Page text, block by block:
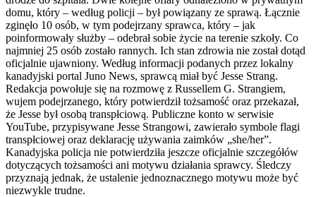
domu, który – według policji – był powiązany ze sprawą. Łącznie
zginęło 10 osób, w tym podejrzany sprawca, który – jak
poinformowały służby – odebrał sobie życie na terenie szkoły. Co
najmniej 25 osób zostało rannych. Ich stan zdrowia nie został dotąd
oficjalnie ujawniony. Według informacji podanych przez lokalny
kanadyjski portal Juno News, sprawcą miał być Jesse Strang.
Redakcja powołuje się na rozmowę z Russellem G. Strangiem,
wujem podejrzanego, który potwierdził tożsamość oraz przekazał,
że Jesse był osobą transpłciową. Publiczne konto w serwisie
YouTube, przypisywane Jesse Strangowi, zawierało symbole flagi
transpłciowej oraz deklarację używania zaimków „she/her”.
Kanadyjska policja nie potwierdziła jeszcze oficjalnie szczegółów
dotyczących tożsamości ani motywu działania sprawcy. Śledczy
przyznają jednak, że ustalenie jednoznacznego motywu może być
niezwykle trudne.